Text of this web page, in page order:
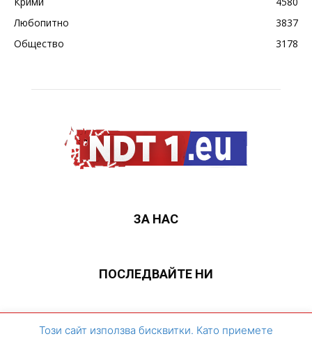
Любопитно
3837
Общество
3178
ЗА НАС
ПОСЛЕДВАЙТЕ НИ
ЗА НАС Контакти Архивен сайт
Този сайт използва бисквитки. Като приемете